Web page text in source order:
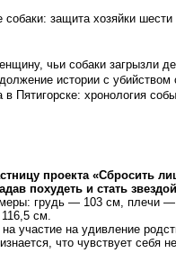
защита хозяйки
чьи собаки загрызли
истории с убийством
Пятигорске: хронология
проекта «Сбросить
похудеть и стать
грудь — 103 см, плечи
см.
участие на удивление
что чувствует себя